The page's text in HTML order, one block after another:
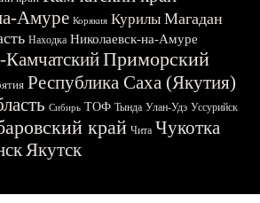
Амуре Корякия Курилы Магадан
Находка Николаевск-на-Амуре
КамчатскийПриморский
Республика Саха (Якутия)
Сибирь ТОФ Тында Улан-Удэ Уссурийск
край Чита Чукотка
Якутск